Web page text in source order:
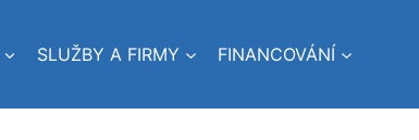
SLUŽBY A FIRMY FINANCOVÁNÍ